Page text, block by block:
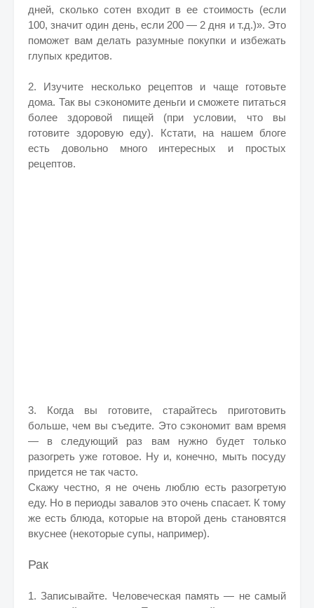
дней, сколько сотен входит в ее стоимость (если
100, значит один день, если 200 — 2 дня и т.д.)». Это
поможет вам делать разумные покупки и избежать
глупых кредитов.
2. Изучите несколько рецептов и чаще готовьте
дома. Так вы сэкономите деньги и сможете питаться
более здоровой пищей (при условии, что вы
готовите здоровую еду). Кстати, на нашем блоге
есть довольно много интересных и простых
рецептов.
3. Когда вы готовите, старайтесь приготовить
больше, чем вы съедите. Это сэкономит вам время
— в следующий раз вам нужно будет только
разогреть уже готовое. Ну и, конечно, мыть посуду
придется не так часто.
Скажу честно, я не очень люблю есть разогретую
еду. Но в периоды завалов это очень спасает. К тому
же есть блюда, которые на второй день становятся
вкуснее (некоторые супы, например).
Рак
1. Записывайте. Человеческая память — не самый